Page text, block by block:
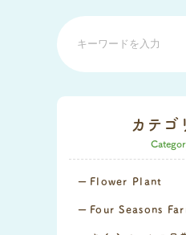
カテゴ
Flower Plant
Four Seasons